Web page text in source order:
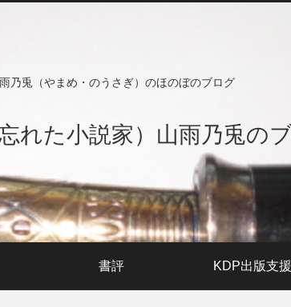
乃兎（やまめ・のうさぎ）のほのぼのブログ
れた小説家）山雨乃兎の
書評 KDP出版支援